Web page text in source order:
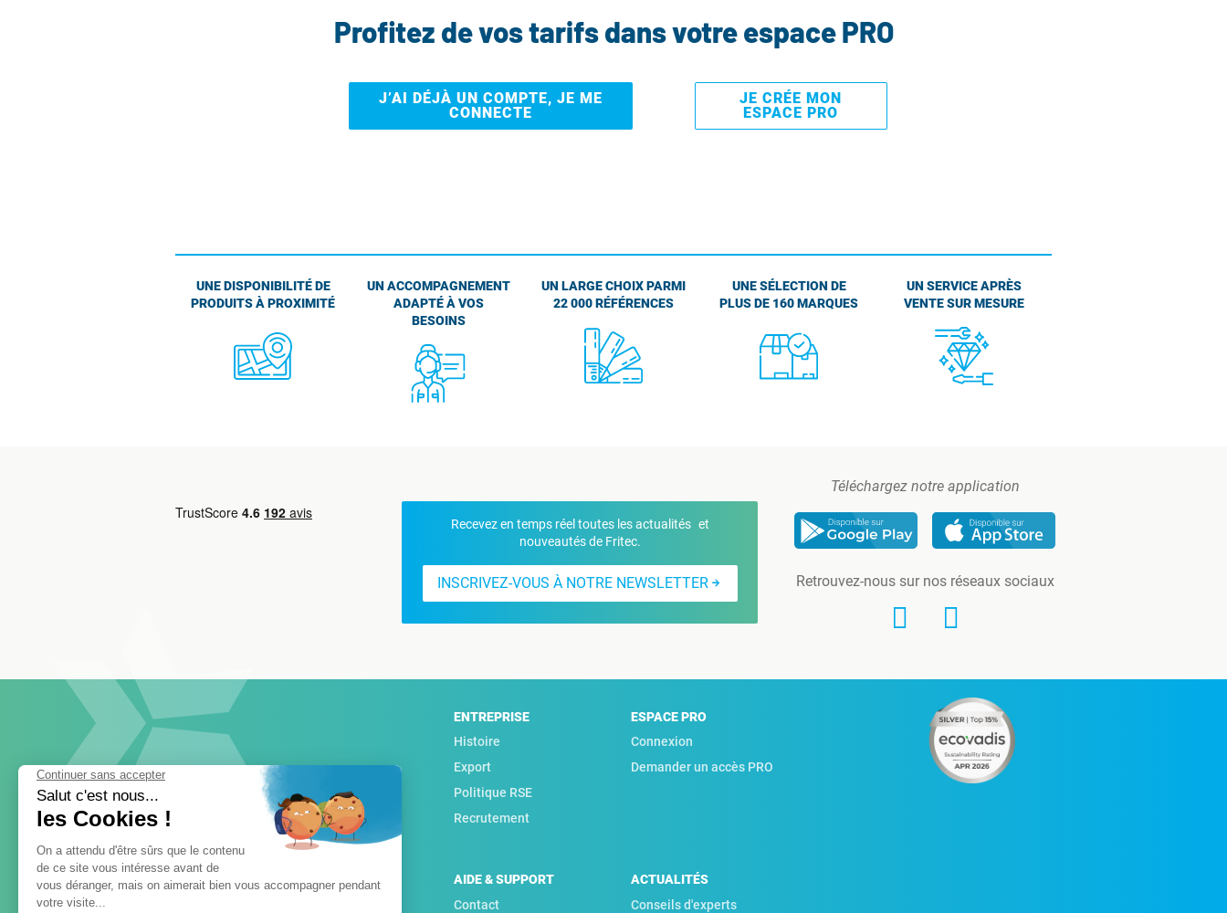
Profitez de vos tarifs dans votre espace PRO
J’AI DÉJÀ UN COMPTE, JE ME
CONNECTE
JE CRÉE MON
ESPACE PRO
UNE DISPONIBILITÉ DE
PRODUITS À PROXIMITÉ
UN ACCOMPAGNEMENT
ADAPTÉ À VOS
BESOINS
UN LARGE CHOIX PARMI
22 000 RÉFÉRENCES
UNE SÉLECTION DE
PLUS DE 160 MARQUES
UN SERVICE APRÈS
VENTE SUR MESURE
Recevez en temps réel toutes les actualités et
nouveautés de Fritec.
INSCRIVEZ-VOUS À NOTRE NEWSLETTER
Téléchargez notre application
Retrouvez-nous sur nos réseaux sociaux
ENTREPRISE
Histoire
Export
Politique RSE
Recrutement
ESPACE PRO
Connexion
Demander un accès PRO
AIDE & SUPPORT
Contact
ACTUALITÉS
Conseils d'experts